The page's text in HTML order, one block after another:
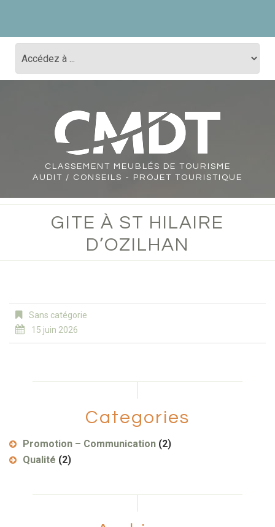
CLASSEMENT
MEUBLÉS DE TOURISME
AUDIT / CONSEILS - PROJET TOURISTIQUE
GITE À ST HILAIRE
D’OZILHAN
Sans catégorie
15 juin 2026
Categories
Promotion – Communication (2)
Qualité (2)